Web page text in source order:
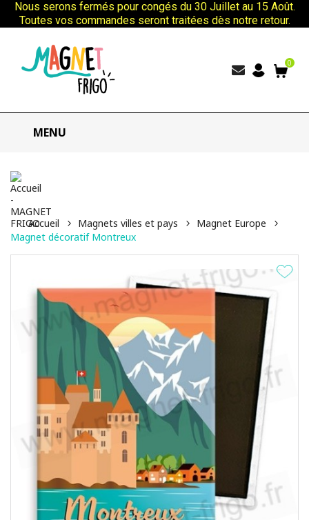
Nous serons fermés pour congés du 30 Juillet au 15 Août.
Toutes vos commandes seront traitées dès notre retour.
0
MENU
Accueil Magnets villes et pays
Magnet Europe
Magnet décoratif Montreux